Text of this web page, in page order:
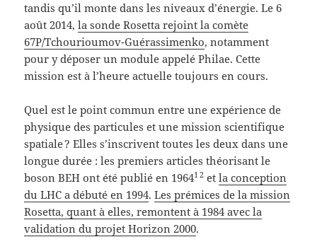
tandis qu’il monte dans les niveaux d’énergie. Le 6
août 2014,la sonde Rosetta rejoint la comète
67P/Tchourioumov-Guérassimenko, notamment
pour y déposer un module appelé Philae. Cette
mission est à l’heure actuelle toujours en cours.
Quel est le point commun entre une expérience de
physique des particules et une mission scientifique
spatiale ? Elles s’inscrivent toutes les deux dans une
longue durée : les premiers articles théorisant le
boson BEH ont été publié en 196412 etla conception
du LHC a débuté en 1994.Les prémices de la mission
Rosetta, quant à elles, remontent à 1984 avec la
validation du projet Horizon 2000.